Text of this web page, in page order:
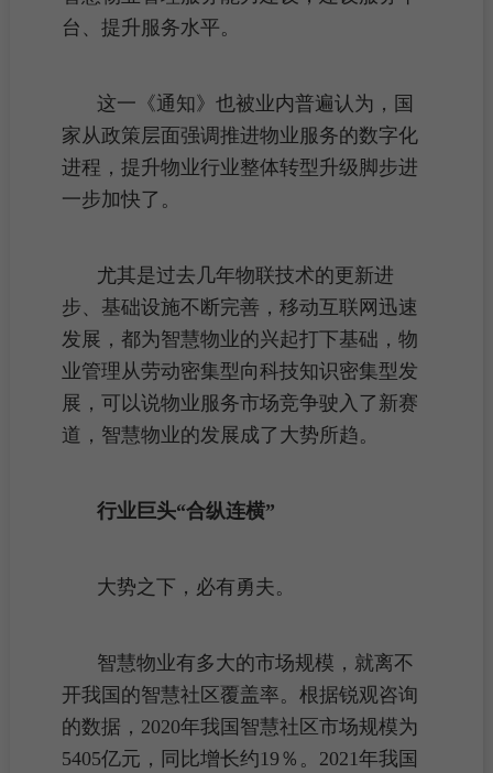
台、提升服务水平。
这一《通知》也被业内普遍认为，国
家从政策层面强调推进物业服务的数字化
进程，提升物业行业整体转型升级脚步进
一步加快了。
尤其是过去几年物联技术的更新进
步、基础设施不断完善，移动互联网迅速
发展，都为智慧物业的兴起打下基础， 物
业管理 从劳动密集型向科技知识密集型发
展，可以说物业服务市场竞争驶入了新赛
道，智慧物业的发展成了大势所趋。
行业巨头“合纵连横”
大势之下，必有勇夫。
智慧物业有多大的市场规模，就离不
开我国的智慧社区覆盖率。根据锐观咨询
的数据，2020年我国智慧社区市场规模为
5405亿元，同比增长约19％。2021年我国